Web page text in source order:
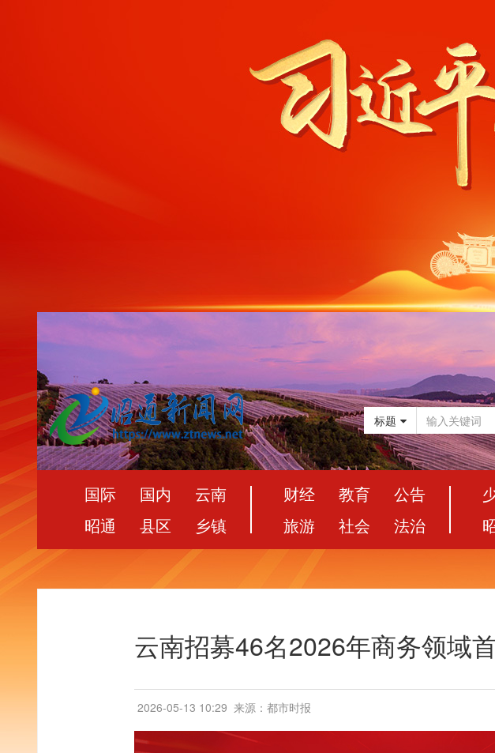
标题
国际 国内
云南
昭通
县区 乡镇
财经 教育
公告
旅游
社会 法治
云南招募46名2026年商务领域
2026-05-13 10:29 来源：都市时报